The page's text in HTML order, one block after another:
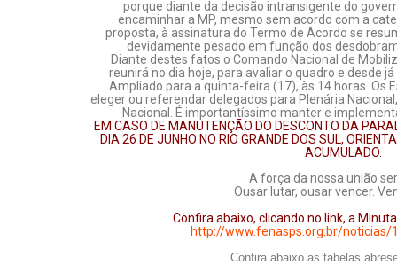
porque diante da decisão intransigente do
encaminhar a MP, mesmo sem acordo com a
proposta, à assinatura do Termo de Acordo se
devidamente pesado em função dos
Diante destes fatos o Comando Nacional de
reunirá no dia hoje, para avaliar o quadro e desde
Ampliado para a quinta-feira (17), às 14 horas. Os
eleger ou referendar delegados para Plenária
Nacional. É importantíssimo manter e
EM CASO DE MANUTENÇÃO DO DESCONTO DA
DIA 26 DE JUNHO NO RIO GRANDE DOS SUL,
ACUMULADO.
A força da nossa união
Ousar lutar, ousar vencer.
Confira abaixo, clicando no link, a
http://www.fenasps.org.br/noticias/
Confira abaixo as tabelas